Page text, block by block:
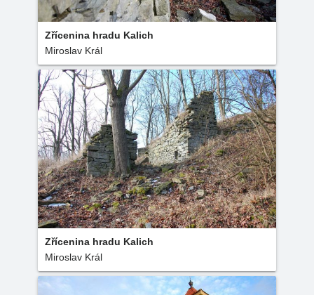
Zřícenina hradu Kalich
Miroslav Král
Zřícenina hradu Kalich
Miroslav Král